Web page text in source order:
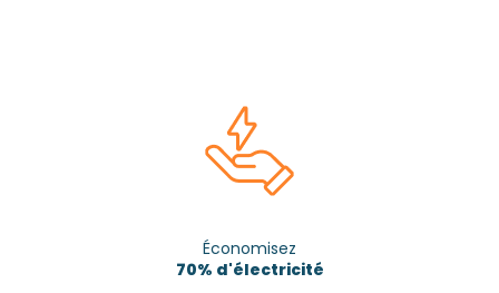
Économisez
70% d'électricité